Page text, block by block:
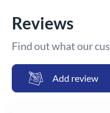
Reviews
Find out what our
Add review